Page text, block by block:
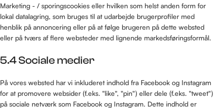
Marketing - / sporingscookies eller hvilken som helst anden form for
lokal datalagring, som bruges til at udarbejde brugerprofiler med
henblik på annoncering eller på at følge brugeren på dette websted
eller på tværs af flere websteder med lignende markedsføringsformål.
5.4 Sociale medier
På vores websted har vi inkluderet indhold fra Facebook og Instagram
for at promovere websider (f.eks. "like", "pin") eller dele (f.eks. "tweet")
på sociale netværk som Facebook og Instagram. Dette indhold er